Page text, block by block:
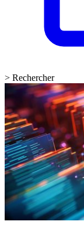
> Rechercher